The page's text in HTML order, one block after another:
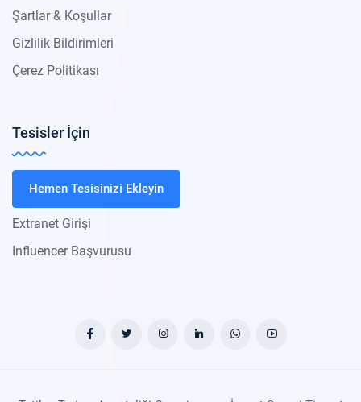
Şartlar & Koşullar
Gizlilik Bildirimleri
Çerez Politikası
Tesisler İçin
Hemen Tesisinizi Ekleyin
Extranet Girişi
Influencer Başvurusu